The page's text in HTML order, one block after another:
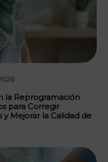
la Reprogramación
para Corregir
Mejorar la Calidad de